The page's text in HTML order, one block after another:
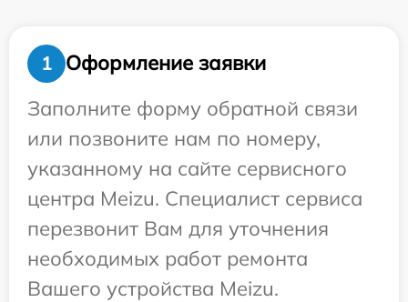
1
Оформление заявки
Заполните форму обратной связи
или позвоните нам по номеру,
указанному на сайте сервисного
центра Meizu. Специалист сервиса
перезвонит Вам для уточнения
необходимых работ ремонта
Вашего устройства Meizu.